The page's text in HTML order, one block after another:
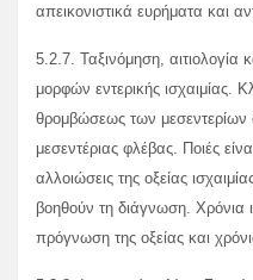
απεικονιστικά ευρήματα και
5.2.7. Ταξινόμηση, αιτιολογία
μορφών εντερικής ισχαιμίας.
θρομβώσεως των μεσεντερίων
μεσεντέριας φλέβας. Ποιές
αλλοιώσεις της οξείας
βοηθούν τη διάγνωση. Χρόνια
πρόγνωση της οξείας και